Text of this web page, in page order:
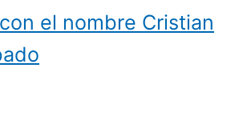
el nombre Cristian